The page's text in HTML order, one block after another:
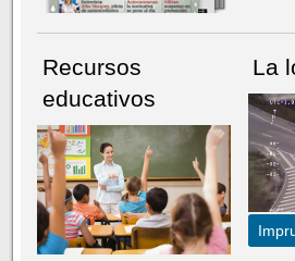
Recursos
educativos
La